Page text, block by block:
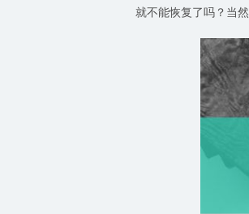
就不能恢复了吗？当